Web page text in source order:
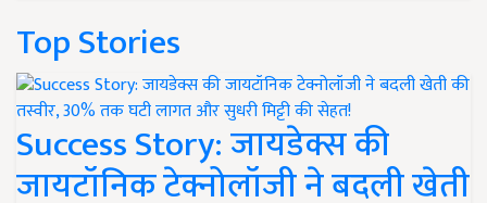
Top Stories
Success Story: जायडेक्स की
जायटॉनिक टेक्नोलॉजी ने बदली खेती